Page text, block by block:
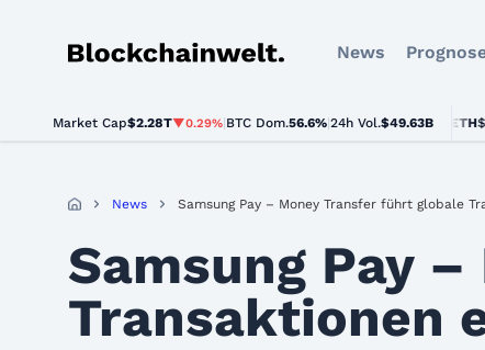
Blockchainwelt News
Market Cap$2.28T▼0.29% BTC Dom.56.6% 24h Vol.$49.63B
BTC $64,302.00▼0.5% ETH
News Samsung Pay – Money Transfer führt globale
Samsung Pay
Transaktionen